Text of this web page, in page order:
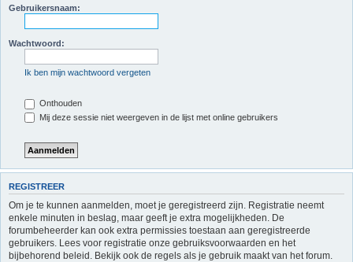
Gebruikersnaam:
Wachtwoord:
Ik ben mijn wachtwoord vergeten
Onthouden
Mij deze sessie niet weergeven in de lijst met online gebruikers
REGISTREER
Om je te kunnen aanmelden, moet je geregistreerd zijn. Registratie neemt
enkele minuten in beslag, maar geeft je extra mogelijkheden. De
forumbeheerder kan ook extra permissies toestaan aan geregistreerde
gebruikers. Lees voor registratie onze gebruiksvoorwaarden en het
bijbehorend beleid. Bekijk ook de regels als je gebruik maakt van het forum.